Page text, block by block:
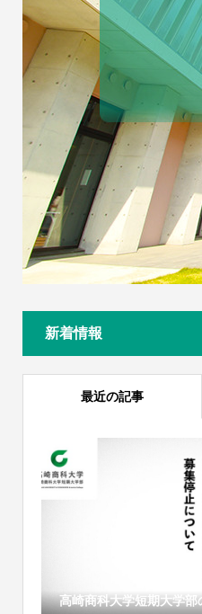
新着情報
最近の記事
高崎商科大学短期大学